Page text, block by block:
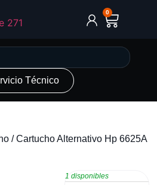
0
Técnico
/ Cartucho Alternativo Hp 6625A
1 disponibles